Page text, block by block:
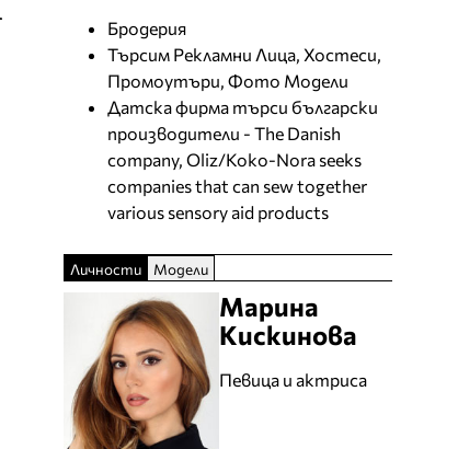
Бродерия
Търсим Рекламни Лица, Хостеси,
Промоутъри, Фото Модели
Датска фирма търси български
производители - The Danish
company, Oliz/Koko-Nora seeks
companies that can sew together
various sensory aid products
Личности Модели
Марина
Кискинова
Певица и актриса